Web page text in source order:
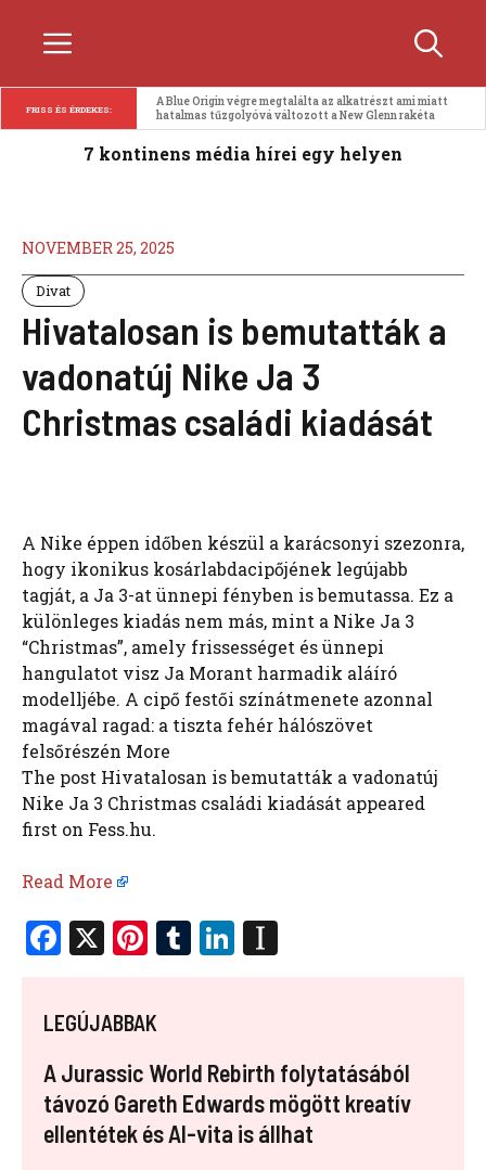
Menü
FRISS ÉS ÉRDEKES:
A Blue Origin végre megtalálta az alkatrészt ami miatt
hatalmas tűzgolyóvá változott a New Glenn rakéta
7 kontinens média hírei egy helyen
NOVEMBER 25, 2025
Divat
Hivatalosan is bemutatták a
vadonatúj Nike Ja 3
Christmas családi kiadását
A Nike éppen időben készül a karácsonyi szezonra,
hogy ikonikus kosárlabdacipőjének legújabb
tagját, a Ja 3-at ünnepi fényben is bemutassa. Ez a
különleges kiadás nem más, mint a Nike Ja 3
“Christmas”, amely frissességet és ünnepi
hangulatot visz Ja Morant harmadik aláíró
modelljébe. A cipő festői színátmenete azonnal
magával ragad: a tiszta fehér hálószövet
felsőrészén More
The post Hivatalosan is bemutatták a vadonatúj
Nike Ja 3 Christmas családi kiadását appeared
first on Fess.hu.
Read More
F
ce
b
o
o
k
X Pi
er
es
t
T
r
Li
dI
n
a
p
er
LEGÚJABBAK
A Jurassic World Rebirth folytatásából
távozó Gareth Edwards mögött kreatív
ellentétek és AI-vita is állhat